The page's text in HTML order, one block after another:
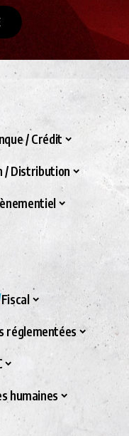
/ Crédit
/ Distribution
Fiscal
réglementées
humaines